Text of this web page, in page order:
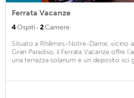
Ferrata Vacanze
4Ospiti · 2Camere
Situato a Rhêmes-Notre-Dame, vicino
Gran Paradiso, il Ferrata Vacanze offre
una terrazza solarium e un deposito sci